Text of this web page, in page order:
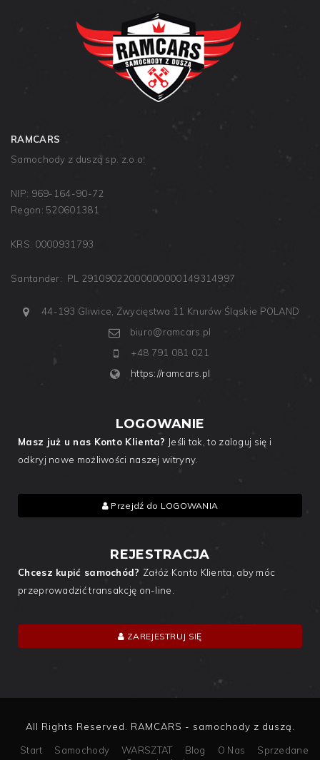
RAMCARS
Samochody z duszą sp. z.o.o.
NIP: 969-164-90-72
Regon: 520601381
KRS: 0000931793
Santander: PL 29109022000000000149314997
44-193 Gliwice, Zwycięstwa 11 Knurów Śląskie POLAND
biuro@ramcars.pl
+48 791 081 021
https://ramcars.pl
LOGOWANIE
Masz już u nas Konto Klienta? Jeśli tak, to zaloguj się i
odkryj nowe możliwości naszej witryny.
Przejdź do LOGOWANIA
REJESTRACJA
Chcesz kupić samochód? Załóż Konto Klienta, aby móc
przeprowadzić transakcję on-line.
ZAREJESTRUJ SIĘ
All Rights Reserved. RAMCARS - samochody z duszą.
Start Samochody WARSZTAT Blog O Nas
Sprzedane